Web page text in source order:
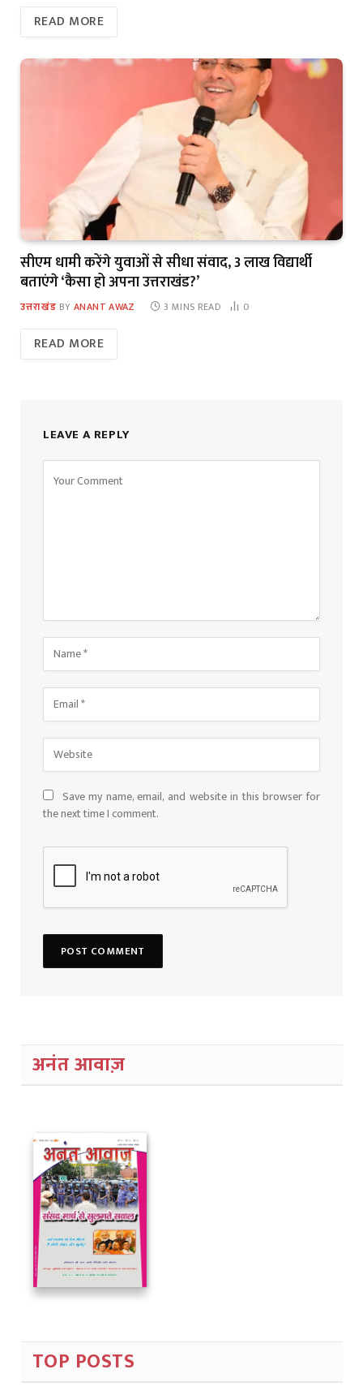
READ MORE
सीएम धामी करेंगे युवाओं से सीधा संवाद, 3 लाख विद्यार्थी
बताएंगे ‘कैसा हो अपना उत्तराखंड?’
उत्तराखंड BY ANANT AWAZ 3 MINS READ 0
READ MORE
LEAVE A REPLY
Save my name, email, and website in this browser for
the next time I comment.
अनंत आवाज़
TOP POSTS